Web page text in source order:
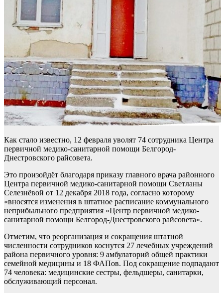
Как стало известно, 12 февраля уволят 74 сотрудника Центра
первичной медико-санитарной помощи Белгород-
Днестровского райсовета.
Это произойдёт благодаря приказу главного врача районного
Центра первичной медико-санитарной помощи Светланы
Селезнёвой от 12 декабря 2018 года, согласно которому
«вносятся изменения в штатное расписание коммунального
неприбыльного предприятия «Центр первичной медико-
санитарной помощи Белгород-Днестровского райсовета».
Отметим, что реорганизация и сокращения штатной
численности сотрудников коснутся 27 лечебных учреждений
района первичного уровня: 9 амбулаторий общей практики
семейной медицины и 18 ФАПов. Под сокращение подпадают
74 человека: медицинские сестры, фельдшеры, санитарки,
обслуживающий персонал.